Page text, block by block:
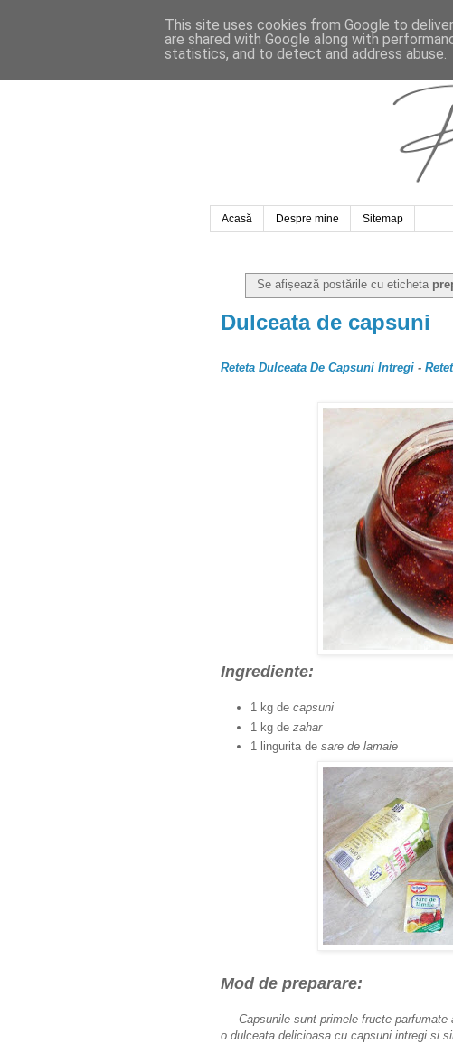
Acasă Despre mine Sitemap
Se afișează postările cu eticheta
Dulceata de capsuni
Reteta Dulceata De Capsuni Intregi -
Ingrediente:
1 kg de capsuni
1 kg de zahar
1 lingurita de sare de lamaie
Mod de preparare:
Capsunile sunt primele fructe
o dulceata delicioasa cu capsuni intregi si
This site uses cookies from Google to
are shared with Google along with
statistics, and to detect and address abuse.